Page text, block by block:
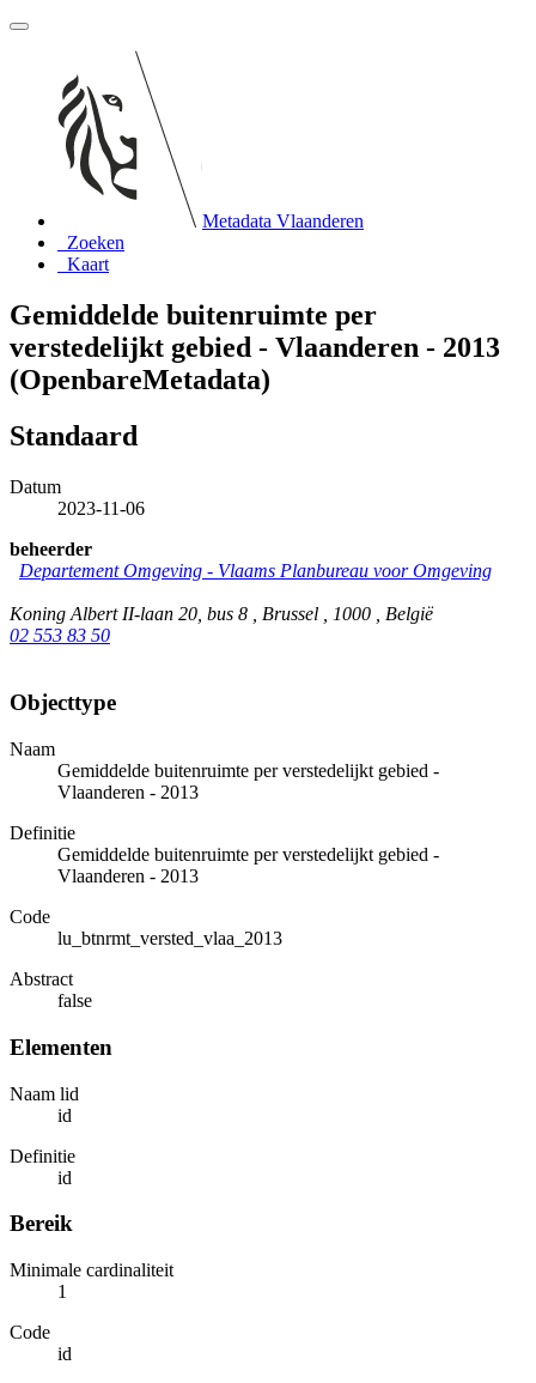
Metadata Vlaanderen
Zoeken
Kaart
Gemiddelde buitenruimte per
verstedelijkt gebied - Vlaanderen - 2013
(OpenbareMetadata)
Standaard
Datum
2023-11-06
beheerder
Departement Omgeving - Vlaams Planbureau voor Omgeving
Koning Albert II-laan 20, bus 8 , Brussel , 1000 , België
02 553 83 50
Objecttype
Naam
Gemiddelde buitenruimte per verstedelijkt gebied -
Vlaanderen - 2013
Definitie
Gemiddelde buitenruimte per verstedelijkt gebied -
Vlaanderen - 2013
Code
lu_btnrmt_versted_vlaa_2013
Abstract
false
Elementen
Naam lid
id
Definitie
id
Bereik
Minimale cardinaliteit
1
Code
id